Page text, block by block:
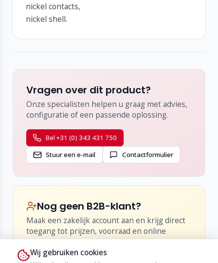
nickel contacts,
nickel shell.
Vragen over dit product?
Onze specialisten helpen u graag met advies,
configuratie of een passende oplossing.
Bel +31 (0) 343 431 750
Stuur een e-mail
Contactformulier
Nog geen B2B-klant?
Maak een zakelijk account aan en krijg direct
toegang tot prijzen, voorraad en online
bestellen.
• Inzicht in netto-prijzen en kortingen
Wij gebruiken cookies